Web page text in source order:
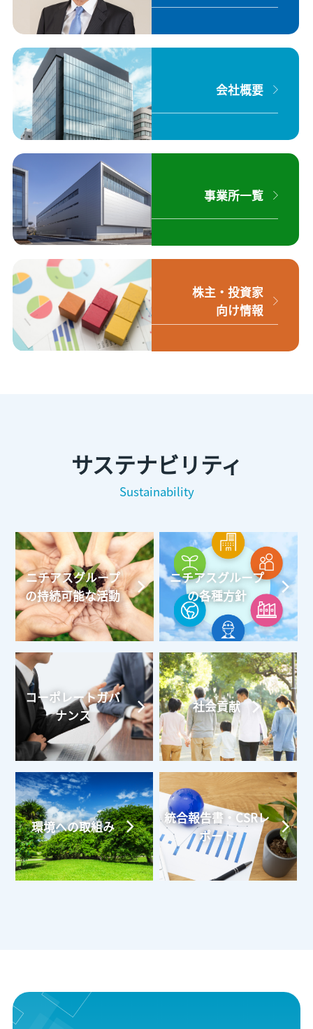
会社概要
事業所一覧
株主・投資家
向け情報
サステナビリティ
Sustainability
ニチアスグループ
の持続可能な活動
ニチアスグループ
の各種方針
コーポレートガバ
ナンス
社会貢献
環境への取組み
統合報告書・CSRレ
ポート